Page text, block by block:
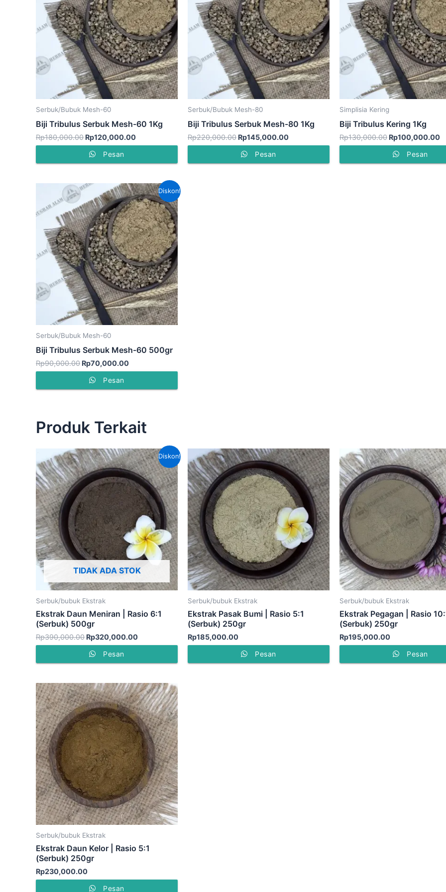
Serbuk/Bubuk Mesh-60
Biji Tribulus Serbuk Mesh-60 1Kg
Rp180,000.00 Rp120,000.00
Pesan
Serbuk/Bubuk Mesh-80
Biji Tribulus Serbuk Mesh-80 1Kg
Rp220,000.00 Rp145,000.00
Pesan
Simplisia Kering
Biji Tribulus Kering 1Kg
Rp130,000.00 Rp100,000.00
Pesan
Diskon!
Serbuk/Bubuk Mesh-60
Biji Tribulus Serbuk Mesh-60 500gr
Rp90,000.00
Harga
aslinya
adalah:
Rp90,000.00.
Rp70,000.00
Harga
saat
ini
adalah:
Rp70,000.00.
Pesan
Produk Terkait
Diskon!
TIDAK ADA STOK
Serbuk/bubuk Ekstrak
Ekstrak Daun Meniran | Rasio 6:1
(Serbuk) 500gr
Rp390,000.00
Harga
aslinya
adalah:
Rp390,000.00.
Rp320,000.00
Harga
saat
ini
adalah:
Rp320,000.00.
Pesan
Serbuk/bubuk Ekstrak
Ekstrak Pasak Bumi | Rasio 5:1
(Serbuk) 250gr
Rp185,000.00
Pesan
Serbuk/bubuk Ekstrak
Ekstrak Pegagan | Rasio
(Serbuk) 250gr
Rp195,000.00
Pesan
Serbuk/bubuk Ekstrak
Ekstrak Daun Kelor | Rasio 5:1
(Serbuk) 250gr
Rp230,000.00
Pesan